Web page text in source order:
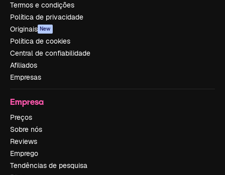
Termos e condições
Política de privacidade
Originais New
Política de cookies
Central de confiabilidade
Afiliados
Empresas
Empresa
Preços
Sobre nós
Reviews
Emprego
Tendências de pesquisa